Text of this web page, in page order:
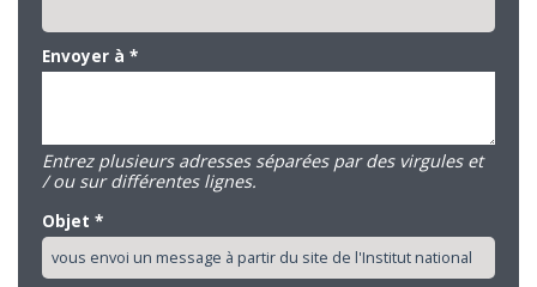
Envoyer à *
Entrez plusieurs adresses séparées par des virgules et
/ ou sur différentes lignes.
Objet *